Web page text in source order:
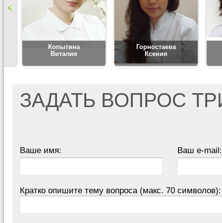
Копытина
Виталия
Горностаева
Ксения
ЗАДАТЬ ВОПРОС
Ваше имя: Ваш e-mail:
Кратко опишите тему вопроса (макс. 70 символов):